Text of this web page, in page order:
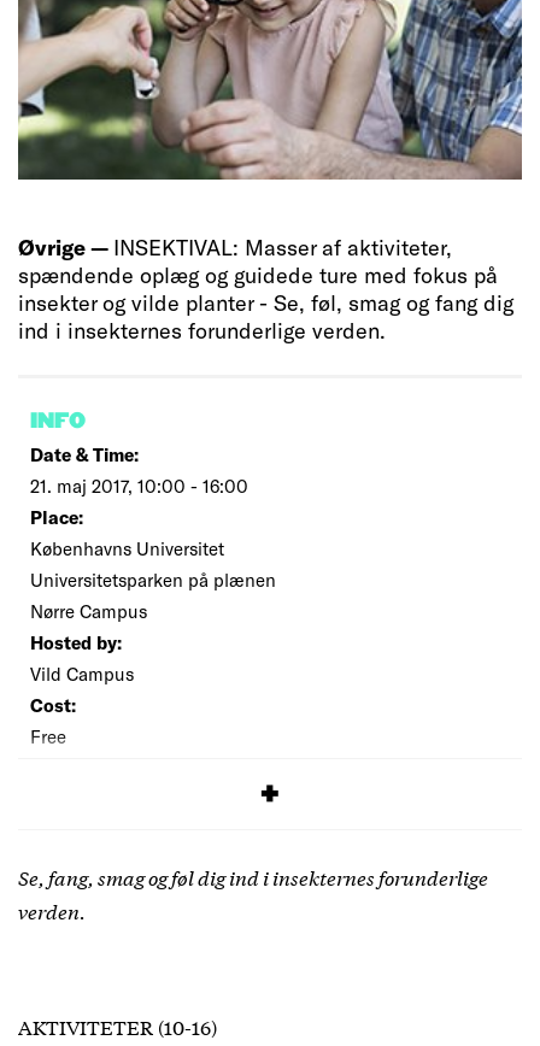
Øvrige — INSEKTIVAL: Masser af aktiviteter,
spændende oplæg og guidede ture med fokus på
insekter og vilde planter - Se, føl, smag og fang dig
ind i insekternes forunderlige verden.
INFO
Date & Time:
21. maj 2017, 10:00 - 16:00
Place:
Københavns Universitet
Universitetsparken på plænen
Nørre Campus
Hosted by:
Vild Campus
Cost:
Free
Se, fang, smag og føl dig ind i insekternes forunderlige
verden.
AKTIVITETER (10-16)